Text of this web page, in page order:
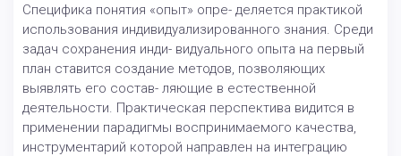
Специфика понятия «опыт» опре- деляется практикой
использования индивидуализированного знания. Среди
задач сохранения инди- видуального опыта на первый
план ставится создание методов, позволяющих
выявлять его состав- ляющие в естественной
деятельности. Практическая перспектива видится в
применении парадигмы воспринимаемого качества,
инструментарий которой направлен на интеграцию